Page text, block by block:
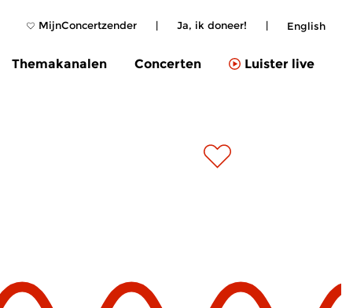
MijnConcertzender | Ja, ik doneer! | English
Themakanalen Concerten Luister live